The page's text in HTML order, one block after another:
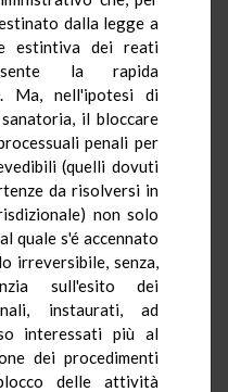
dalla legge a
estintiva dei reati
la rapida
Ma, nell'ipotesi di
il bloccare
penali per
(quelli dovuti
da risolversi in
non solo
quale s'é accennato
irreversibile, senza,
sull'esito dei
instaurati, ad
interessati più al
dei procedimenti
delle attività